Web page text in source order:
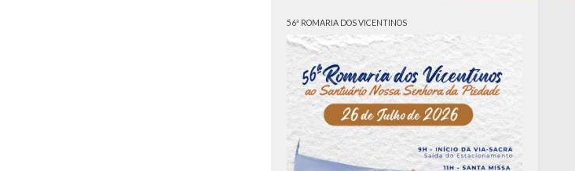
56ª ROMARIA DOS VICENTINOS